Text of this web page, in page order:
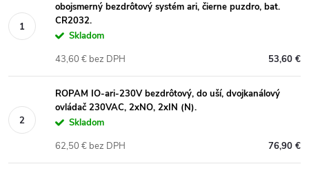
obojsmerný bezdrôtový systém ari, čierne puzdro, bat.
CR2032.
Skladom
53,60 €
43,60 € bez DPH
ROPAM IO-ari-230V bezdrôtový, do uší, dvojkanálový
ovládač 230VAC, 2xNO, 2xIN (N).
Skladom
76,90 €
62,50 € bez DPH